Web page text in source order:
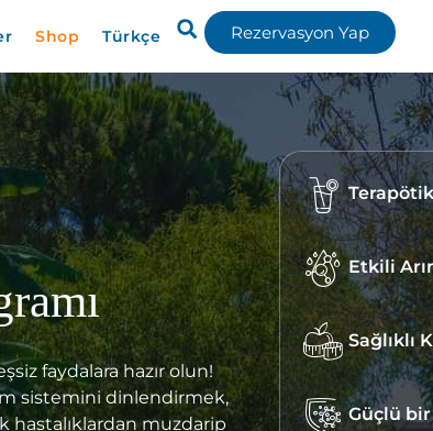
Shop Türkçe Rezervasyon Yap
faydalara hazır olun!
sistemini dinlendirmek,
muzdarip
Etkili
Sağlıklı
Güçlü bir